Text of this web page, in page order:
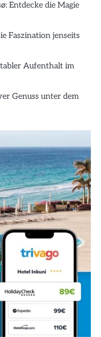
Entdecke die Magie
Faszination jenseits
Aufenthalt im
Genuss unter dem